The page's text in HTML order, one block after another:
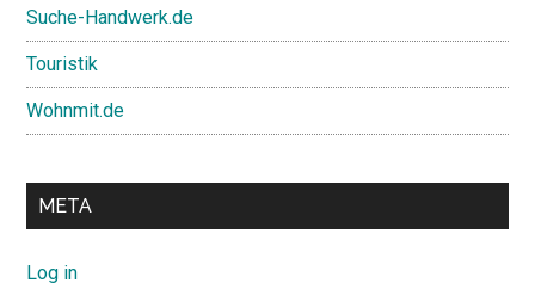
Suche-Handwerk.de
Touristik
Wohnmit.de
META
Log in